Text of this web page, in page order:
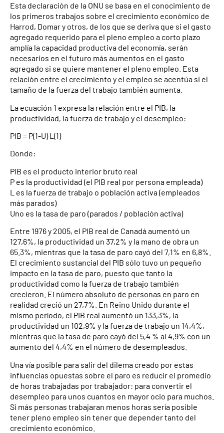
Esta declaración de la ONU se basa en el conocimiento de
los primeros trabajos sobre el crecimiento económico de
Harrod, Domar y otros, de los que se deriva que si el gasto
agregado requerido para el pleno empleo a corto plazo
amplía la capacidad productiva del economía, serán
necesarios en el futuro más aumentos en el gasto
agregado si se quiere mantener el pleno empleo. Esta
relación entre el crecimiento y el empleo se acentúa si el
tamaño de la fuerza del trabajo también aumenta.
La ecuación 1 expresa la relación entre el PIB, la
productividad, la fuerza de trabajo y el desempleo:
PIB = P(1-U) L(1)
Donde:
PIB es el producto interior bruto real
P es la productividad (el PIB real por persona empleada)
L es la fuerza de trabajo o población activa (empleados
más parados)
Uno es la tasa de paro (parados / población activa)
Entre 1976 y 2005, el PIB real de Canadá aumentó un
127,6%, la productividad un 37,2% y la mano de obra un
65.3%, mientras que la tasa de paro cayó del 7,1% en 6,8%.
El crecimiento sustancial del PIB sólo tuvo un pequeño
impacto en la tasa de paro, puesto que tanto la
productividad como la fuerza de trabajo también
crecieron. El número absoluto de personas en paro en
realidad creció un 27,7%. En Reino Unido durante el
mismo período, el PIB real aumentó un 133,3%, la
productividad un 102,9% y la fuerza de trabajo un 14,4%,
mientras que la tasa de paro cayó del 5,4 % al 4,9% con un
aumento del 4,4% en el número de desempleados.
Una vía posible para salir del dilema creado por estas
influencias opuestas sobre el paro es reducir el promedio
de horas trabajadas por trabajador: para convertir el
desempleo para unos cuantos en mayor ocio para muchos.
Si más personas trabajaran menos horas sería posible
tener pleno empleo sin tener que depender tanto del
crecimiento económico.